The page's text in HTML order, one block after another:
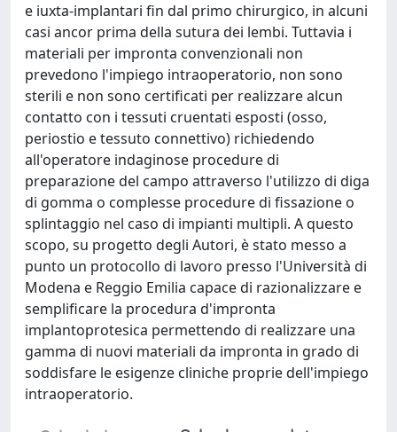
e iuxta-implantari fin dal primo chirurgico, in alcuni
casi ancor prima della sutura dei lembi. Tuttavia i
materiali per impronta convenzionali non
prevedono l'impiego intraoperatorio, non sono
sterili e non sono certificati per realizzare alcun
contatto con i tessuti cruentati esposti (osso,
periostio e tessuto connettivo) richiedendo
all'operatore indaginose procedure di
preparazione del campo attraverso l'utilizzo di diga
di gomma o complesse procedure di fissazione o
splintaggio nel caso di impianti multipli. A questo
scopo, su progetto degli Autori, è stato messo a
punto un protocollo di lavoro presso l'Università di
Modena e Reggio Emilia capace di razionalizzare e
semplificare la procedura d'impronta
implantoprotesica permettendo di realizzare una
gamma di nuovi materiali da impronta in grado di
soddisfare le esigenze cliniche proprie dell'impiego
intraoperatorio.